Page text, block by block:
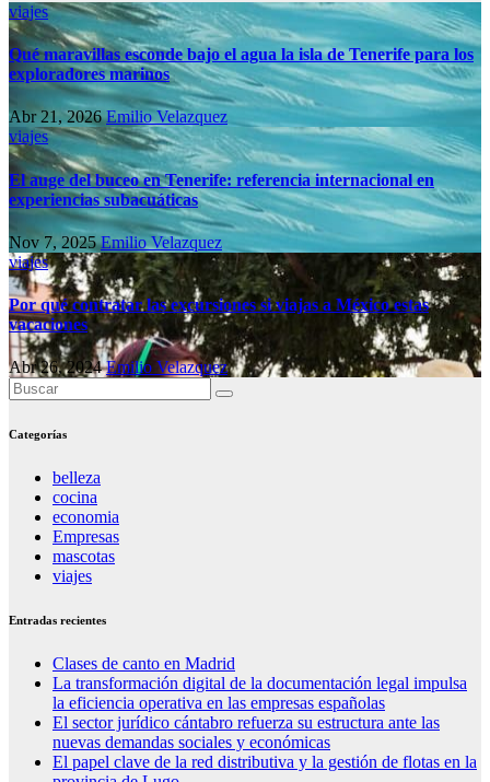
viajes
Qué maravillas esconde bajo el agua la isla de Tenerife para los
exploradores marinos
Abr 21, 2026Emilio Velazquez
viajes
El auge del buceo en Tenerife: referencia internacional en
experiencias subacuáticas
Nov 7, 2025Emilio Velazquez
viajes
Por qué contratar las excursiones si viajas a México estas
vacaciones
Abr 26, 2024Emilio Velazquez
Categorías
belleza
cocina
economia
Empresas
mascotas
viajes
Entradas recientes
Clases de canto en Madrid
La transformación digital de la documentación legal impulsa
la eficiencia operativa en las empresas españolas
El sector jurídico cántabro refuerza su estructura ante las
nuevas demandas sociales y económicas
El papel clave de la red distributiva y la gestión de flotas en la